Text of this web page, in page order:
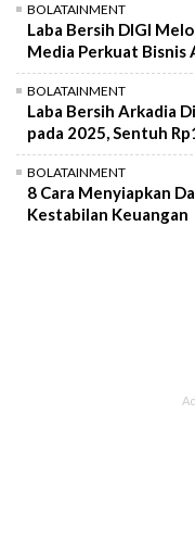
BOLATAINMENT
Laba Bersih DIGI
Media Perkuat Bisnis
BOLATAINMENT
Laba Bersih Arkadia
pada 2025, Sentuh
BOLATAINMENT
8 Cara Menyiapkan
Kestabilan Keuangan